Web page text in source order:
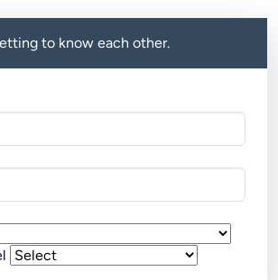
to know each other.